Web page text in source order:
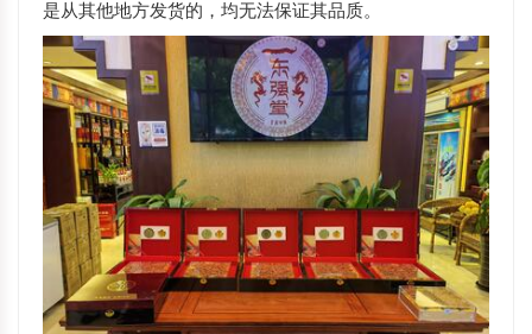
是从其他地方发货的，均无法保证其品质。